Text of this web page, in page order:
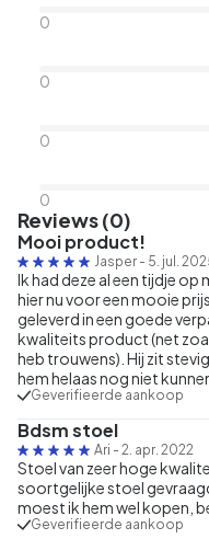
0
0
0
0
Reviews (0)
Mooi product!
Jasper - 5. jul.
Ik had deze al een tijdje op
hier nu voor een mooie
geleverd in een goede
kwaliteits product (net
heb trouwens). Hij zit
hem helaas nog niet
Geverifieerde aankoop
Bdsm stoel
Ari - 2. apr. 2022
Stoel van zeer hoge
soortgelijke stoel
moest ik hem wel kopen,
Geverifieerde aankoop